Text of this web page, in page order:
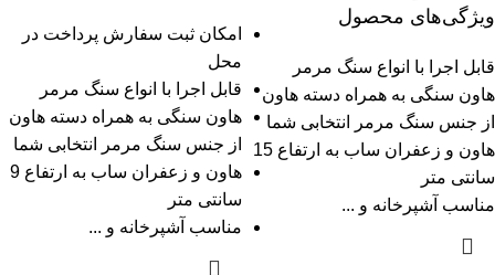
ویژگی‌های محصول
قابل اجرا با انواع سنگ مرمر
هاون سنگی به همراه دسته هاون
از جنس سنگ مرمر انتخابی شما
هاون و زعفران ساب به ارتفاع 15
سانتی متر
مناسب آشپرخانه و ...
امکان ثبت سفارش پرداخت در
محل
قابل اجرا با انواع سنگ مرمر
هاون سنگی به همراه دسته هاون
از جنس سنگ مرمر انتخابی شما
هاون و زعفران ساب به ارتفاع 9
سانتی متر
مناسب آشپرخانه و ...